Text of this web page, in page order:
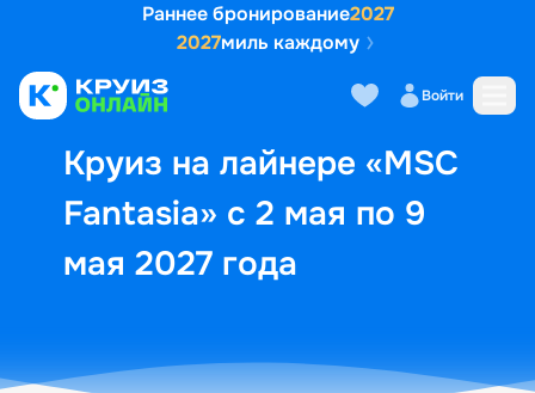
Раннее бронирование2027
2027миль каждому
Войти
Круиз на лайнере «MSC
Fantasia» с 2 мая по 9
мая 2027 года
Выбор кают Маршрут и